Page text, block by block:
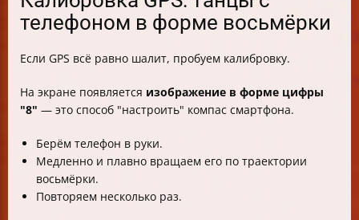
телефоном в форме восьмёрки
Если GPS всё равно шалит, пробуем калибровку.
На экране появляется изображение в форме цифры
"8" — это способ "настроить" компас смартфона.
Берём телефон в руки.
Медленно и плавно вращаем его по траектории
восьмёрки.
Повторяем несколько раз.